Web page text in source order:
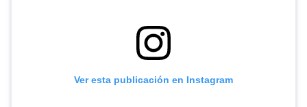
Ver esta publicación en Instagram